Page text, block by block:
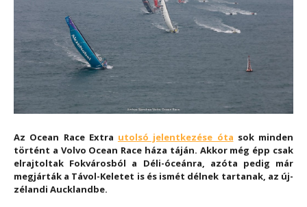
Az Ocean Race Extra utolsó jelentkezése óta sok minden
történt a Volvo Ocean Race háza táján. Akkor még épp csak
elrajtoltak Fokvárosból a Déli-óceánra, azóta pedig már
megjárták a Távol-Keletet is és ismét délnek tartanak, az új-
zélandi Aucklandbe.